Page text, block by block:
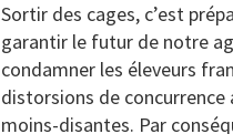
Sortir des cages, c’est
garantir le futur de notre
condamner les éleveurs
distorsions de concurrence
moins-disantes. Par